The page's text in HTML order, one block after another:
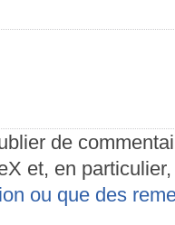
de
et, en
ou que des